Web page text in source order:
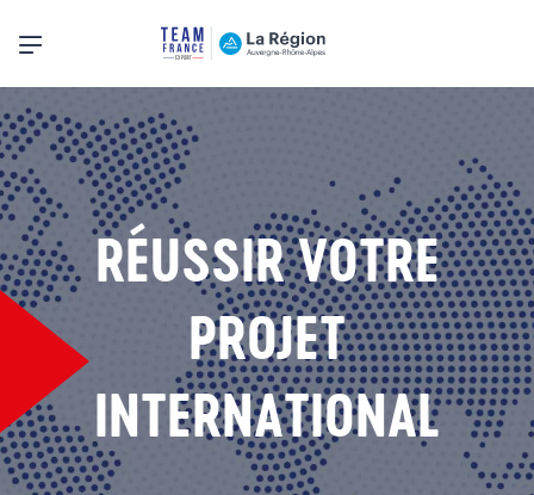
Menu principal
RÉUSSIR VOTRE
PROJET
INTERNATIONAL